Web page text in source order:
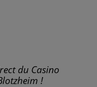
du Casino
!